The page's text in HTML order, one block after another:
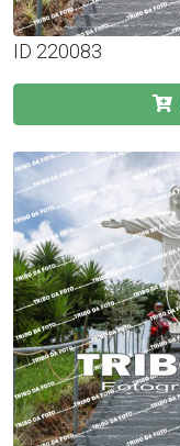
ID 220083